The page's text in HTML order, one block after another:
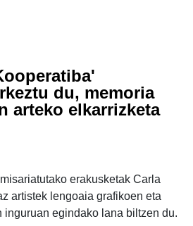
du, memoria
arteko elkarrizketa
erakusketak Carla
artistek lengoaia grafikoen eta
inguruan egindako lana biltzen du.